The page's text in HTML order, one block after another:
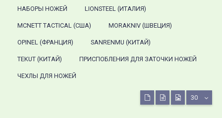
НАБОРЫ НОЖЕЙ LIONSTEEL (ИТАЛИЯ)
MCNETT TACTICAL (США) MORAKNIV (ШВЕЦИЯ)
OPINEL (ФРАНЦИЯ) SANRENMU (КИТАЙ)
TEKUT (КИТАЙ) ПРИСПОБЛЕНИЯ ДЛЯ ЗАТОЧКИ НОЖЕЙ
ЧЕХЛЫ ДЛЯ НОЖЕЙ
30